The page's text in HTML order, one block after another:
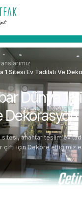
1 Sitesi Ev Tadilatı Ve
Dünya 1
Dekorasyon
sitesi, anahtar teslim ev
çifti için Dekore ettiğimiz